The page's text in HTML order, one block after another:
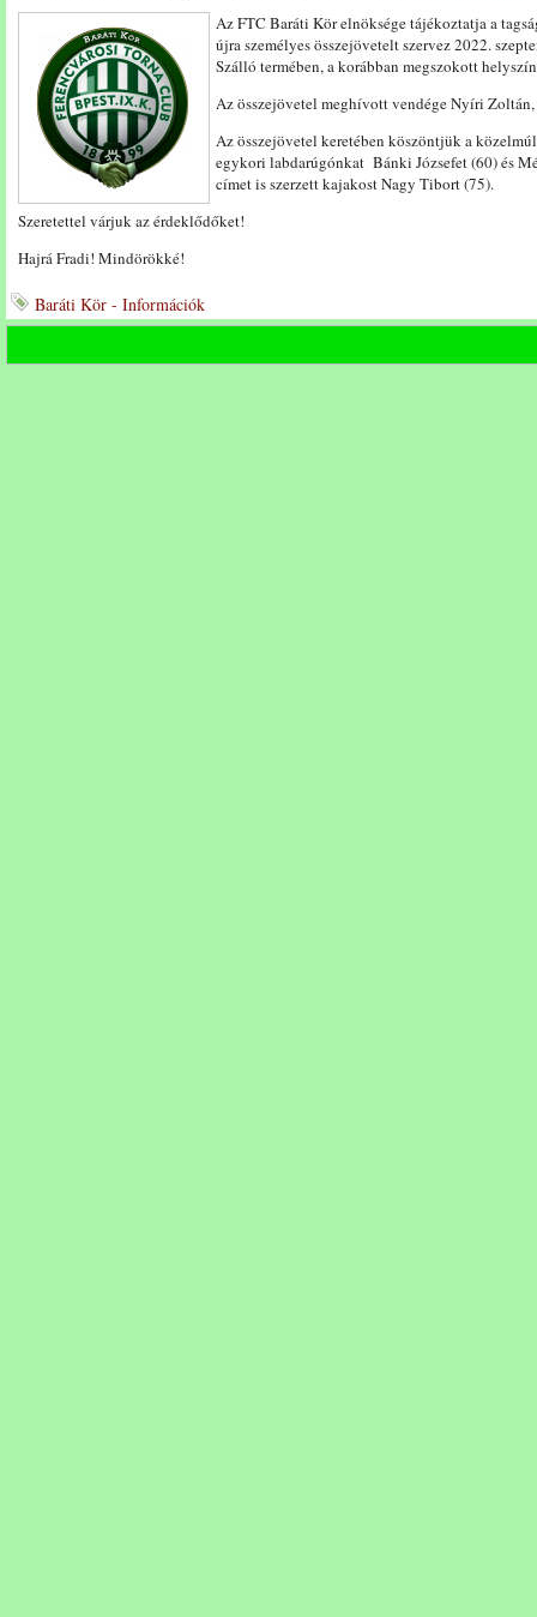
Az FTC Baráti Kör elnöksége tájékoztatja a
újra személyes összejövetelt szervez 2022.
Szálló termében, a korábban megszokott
Az összejövetel meghívott vendége Nyíri
Az összejövetel keretében köszöntjük a
egykori labdarúgónkat Bánki Józsefet (60) és
címet is szerzett kajakost Nagy Tibort (75).
Szeretettel várjuk az érdeklődőket!
Hajrá Fradi! Mindörökké!
Baráti Kör - Információk